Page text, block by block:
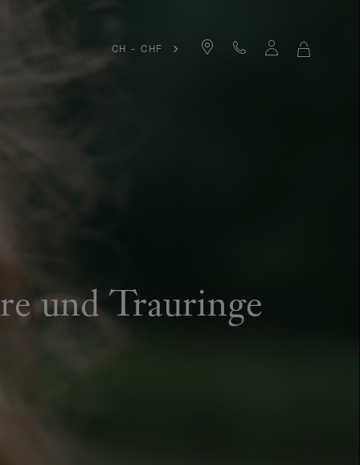
CH - CHF
und Trauringe